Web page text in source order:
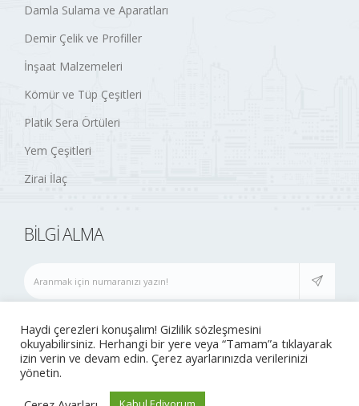
Damla Sulama ve Aparatları
Demir Çelik ve Profiller
İnşaat Malzemeleri
Kömür ve Tüp Çeşitleri
Platik Sera Örtüleri
Yem Çeşitleri
Zirai İlaç
BILGI ALMA
© 2020 Tüm hakları saklıdır..
Haydi çerezleri konuşalım! Gizlilik sözleşmesini
okuyabilirsiniz. Herhangi bir yere veya “Tamam”a tıklayarak
izin verin ve devam edin. Çerez ayarlarınızda verilerinizi
yönetin.